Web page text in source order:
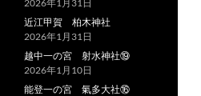
2026年1月31日
近江甲賀 柏木神社
2026年1月31日
越中一の宮 射水神社⑲
2026年1月10日
能登一の宮 氣多大社⑯